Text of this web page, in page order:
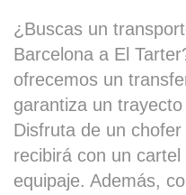
¿Buscas un
Barcelona a El
ofrecemos un
garantiza un
Disfruta de un
recibirá con un
equipaje. Además,